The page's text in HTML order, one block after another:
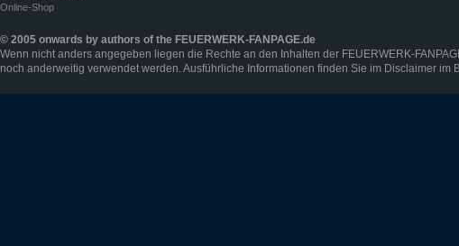
Online-Shop
© 2005 onwards by authors of the FEUERWERK-FANPAGE.de
Wenn nicht anders angegeben liegen die Rechte an den Inhalten der FEUERWERK-
noch anderweitig verwendet werden. Ausführliche Informationen finden Sie im Disclaimer im